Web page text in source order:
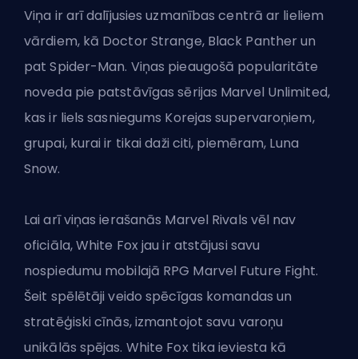
Viņa ir arī dalījusies uzmanības centrā ar lieliem
vārdiem, kā Doctor Strange, Black Panther un
pat Spider-Man. Viņas pieaugošā popularitāte
noveda pie patstāvīgas sērijas Marvel Unlimited,
kas ir liels sasniegums Korejas supervaroņiem,
grupai, kurai ir tikai daži citi, piemēram, Luna
Snow.
Lai arī viņas ierašanās Marvel Rivals vēl nav
oficiāla, White Fox jau ir atstājusi savu
nospiedumu mobilajā RPG Marvel Future Fight.
Šeit spēlētāji veido spēcīgas komandas un
stratēģiski cīnās, izmantojot savu varoņu
unikālās spējas. White Fox tika ieviesta kā